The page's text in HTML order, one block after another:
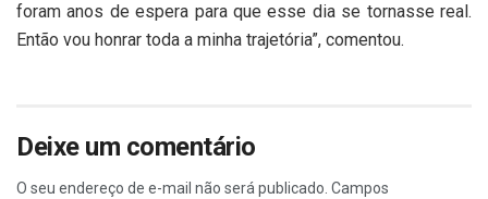
foram anos de espera para que esse dia se tornasse real.
Então vou honrar toda a minha trajetória”, comentou.
Deixe um comentário
O seu endereço de e-mail não será publicado. Campos